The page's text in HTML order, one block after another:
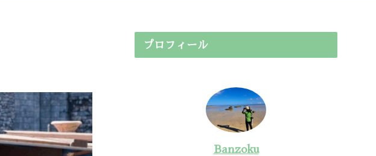
プロフィール
Banzoku